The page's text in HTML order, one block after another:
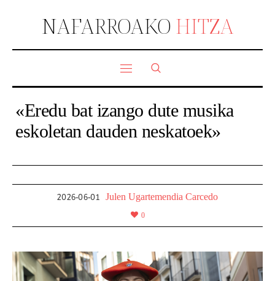
NAFARROAKO HITZA
«Eredu bat izango dute musika
eskoletan dauden neskatoek»
2026-06-01 Julen Ugartemendia Carcedo
0